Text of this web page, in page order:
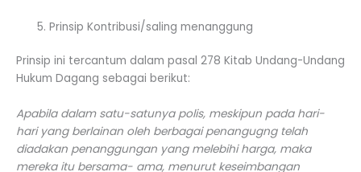
Prinsip Kontribusi/saling menanggung
Prinsip ini tercantum dalam pasal 278 Kitab Undang-Undang
Hukum Dagang sebagai berikut:
Apabila dalam satu-satunya polis, meskipun pada hari-
hari yang berlainan oleh berbagai penangugng telah
diadakan penanggungan yang melebihi harga, maka
mereka itu bersama- ama, menurut keseimbangan